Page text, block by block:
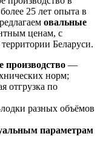
25 лет опыта в
овальные
ценам, с
Беларуси.
производство —
норм;
отгрузка по
разных объёмов
параметрам